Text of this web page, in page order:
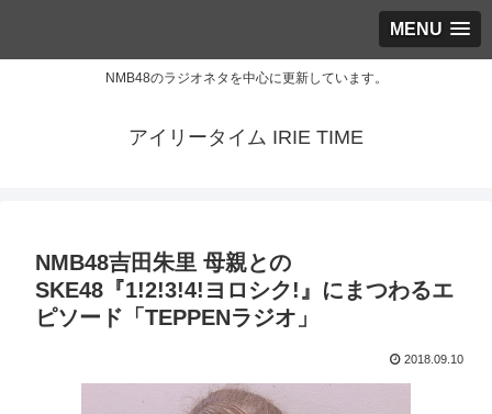
MENU
NMB48のラジオネタを中心に更新しています。
アイリータイム IRIE TIME
NMB48吉田朱里 母親との
SKE48『1!2!3!4!ヨロシク!』にまつわるエ
ピソード「TEPPENラジオ」
2018.09.10